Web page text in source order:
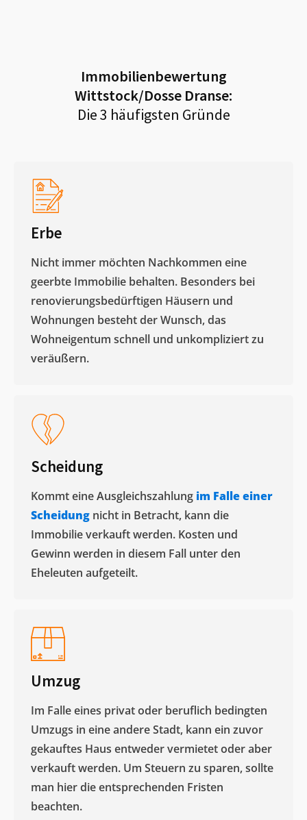
Immobilienbewertung
Wittstock/Dosse Dranse:
Die 3 häufigsten Gründe
Erbe
Nicht immer möchten Nachkommen eine
geerbte Immobilie behalten. Besonders bei
renovierungsbedürftigen Häusern und
Wohnungen besteht der Wunsch, das
Wohneigentum schnell und unkompliziert zu
veräußern. ​
Scheidung
Kommt eine Ausgleichszahlung im Falle einer
Scheidung nicht in Betracht, kann die
Immobilie verkauft werden. Kosten und
Gewinn werden in diesem Fall unter den
Eheleuten aufgeteilt.​
Umzug
Im Falle eines privat oder beruflich bedingten
Umzugs in eine andere Stadt, kann ein zuvor
gekauftes Haus entweder vermietet oder aber
verkauft werden. Um Steuern zu sparen, sollte
man hier die entsprechenden Fristen
beachten.